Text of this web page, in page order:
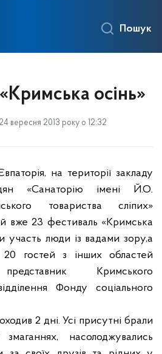
Пошук
осінь»
вересня 2013 року о 12:32
на територіїзакладу
«Санаторію
імені Й.О.
товариства сліпих»
вже 23 фестиваль «Кримська
участь люди із вадами зору,а
гостей з інших областей
Кримського
Фонду соціального
2 дні. Усі присутні брали
насолоджувались